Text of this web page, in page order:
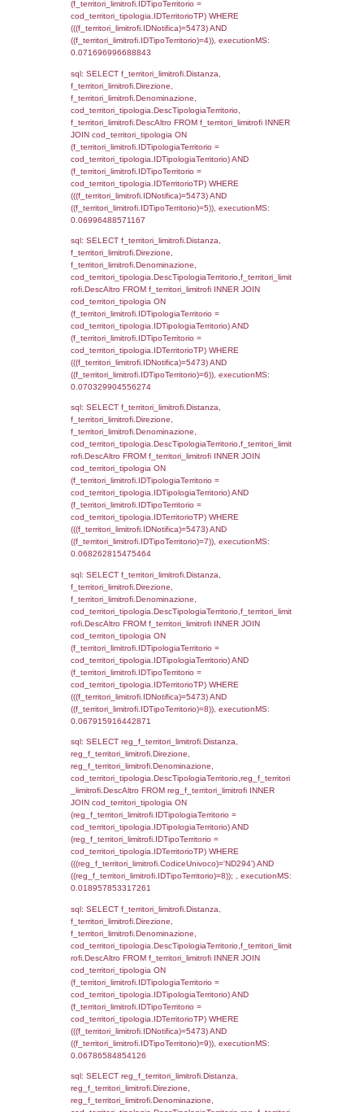
sql: SELECT Ispezione, IDArticoloComma,
StatoIspezione,
DATE_FORMAT(DataChiusura, '%d/%m/
DataChiusura,
'%d/%m/%Y') as DataUltimoPIR FROM
WHERE (((d3_ispezioni.IDNotifica)=5473)),
0.00054097175598145
sql: SELECT el_nazioni.DescIT,
FROM f_confini_stato INNER JOIN
f_confini_stato.IDStato = el_nazioni.IDStato
f_confini_stato.IDNotifica = 5473;,
0.00046181678771973
sql: SELECT el_regioni.Regione,
el_comuni.Comune,
f_confini INNER JOIN ((el_comuni INNER
ON el_comuni.IstProvincia =
INNER JOIN el_regioni ON
el_regioni.IstRegione) ON
el_comuni.IstComune WHERE
(((f_confini.IDNotifica)=5473));,
0.00053501129150391
sql: SELECT
SEPARATOR '; ') AS DescAltro,
f_territori_limitrofi INNER JOIN
(f_territori_limitrofi.IDTipologiaTerritorio =
cod_territori_tipologia.IDTipologiaTerritorio
f_territori_limitrofi.IDTipoTerritorio =
cod_territori_tipologia.IDTerritorioTP )
((f_territori_limitrofi.IDNotifica) = 5473 ) AND
cod_territori_tipologia.IDTerritorioTP = 1)
executionMS: 0.05174708366394
sql: SELECT f_territori_limitrofi.Distanza,
f_territori_limitrofi.Denominazione,
f_territori_limitrofi.DescAltro,
f_territori_limitrofi INNER JOIN
(f_territori_limitrofi.IDTipologiaTerritorio =
cod_territori_tipologia.IDTipologiaTerritorio)
(f_territori_limitrofi.IDTipoTerritorio =
cod_territori_tipologia.IDTerritorioTP)
(((f_territori_limitrofi.IDNotifica)=5473) AND
((f_territori_limitrofi.IDTipoTerritorio)=2)),
0.068104982376099
sql: SELECT f_territori_limitrofi.Distanza,
f_territori_limitrofi.Direzione,
f_territori_limitrofi.Denominazione,
f_territori_limitrofi.DescAltro FROM
(f_territori_limitrofi.IDTipologiaTerritorio =
cod_territori_tipologia.IDTipologiaTerritorio)